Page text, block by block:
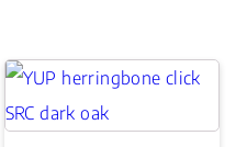
Click PVC